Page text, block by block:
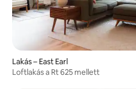
Lakás – East Earl
Loftlakás a Rt 625 mellett